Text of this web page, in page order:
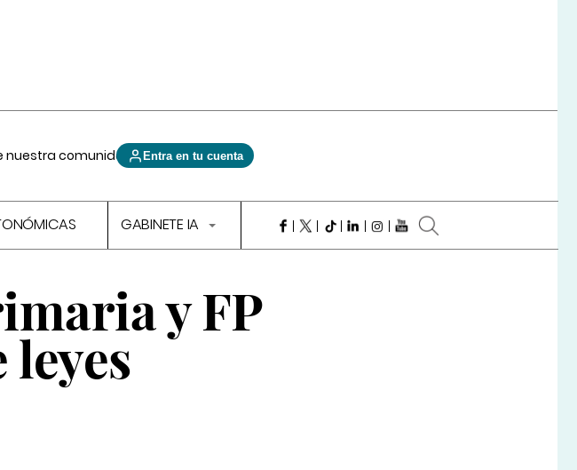
nuestra comunidad Entra en tu cuenta
GABINETE IA
y FP
leyes